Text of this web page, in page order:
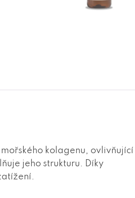
kolagenu, ovlivňující
jeho strukturu. Díky